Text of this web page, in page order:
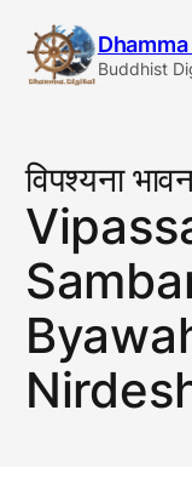
content
Buddhist
विपश्यना